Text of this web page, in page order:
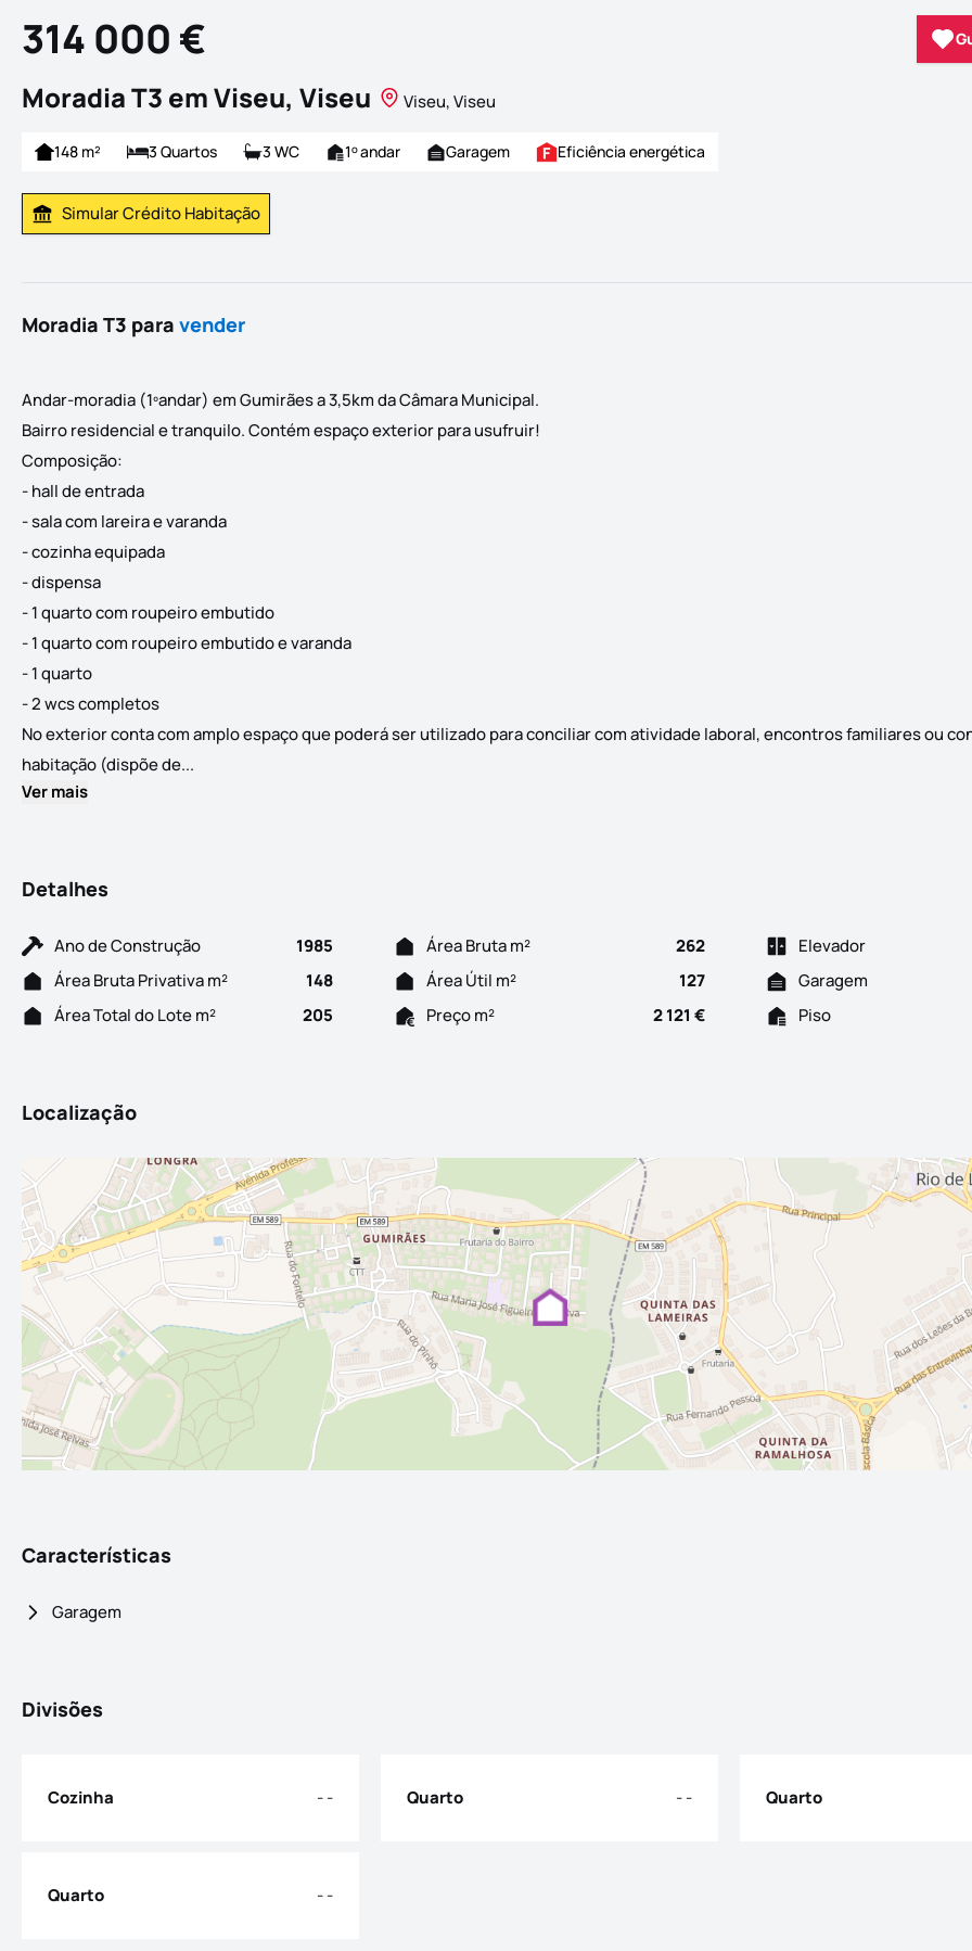
314 000 €
Moradia T3 em Viseu, Viseu Viseu, Viseu
148 m² 3 Quartos 3 WC 1oandar Garagem Eficiência energética
Simular Prestação
Simular Crédito Habitação
Moradia T3 para vender
Andar-moradia (1ºandar) em Gumirães a 3,5km da Câmara Municipal.
Bairro residencial e tranquilo. Contém espaço exterior para usufruir!
Composição:
- hall de entrada
- sala com lareira e varanda
- cozinha equipada
- dispensa
- 1 quarto com roupeiro embutido
- 1 quarto com roupeiro embutido e varanda
- 1 quarto
- 2 wcs completos
No exterior conta com amplo espaço que poderá ser utilizado para conciliar com atividade laboral, encontros familiares ou
habitação (dispõe de...
Ver mais
Detalhes
Ano de Construção 1985 Área Bruta m² 262
Elevador
Área Bruta Privativa m²
148 Área Útil m² 127
Garagem
Área Total do Lote m²
205 Preço m² 2 121 € Piso
Localização
Características
Garagem
Divisões
Cozinha - - Quarto - - Quarto
Quarto - -